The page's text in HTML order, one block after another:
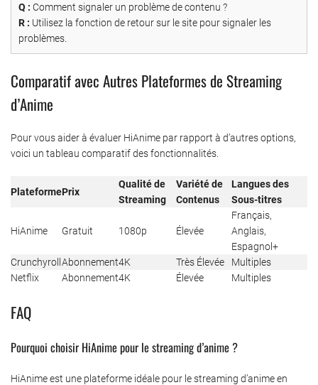
Q : Comment signaler un problème de contenu ?
R : Utilisez la fonction de retour sur le site pour signaler les
problèmes.
Comparatif avec Autres Plateformes de Streaming
d’Anime
Pour vous aider à évaluer HiAnime par rapport à d’autres options,
voici un tableau comparatif des fonctionnalités.
PlateformePrix
Qualité de
Streaming
Variété de
Contenus
Langues des
Sous-titres
HiAnime Gratuit 1080p Élevée
Français,
Anglais,
Espagnol+
Crunchyroll Abonnement4K Très Élevée
Multiples
Netflix
Abonnement4K Élevée Multiples
FAQ
Pourquoi choisir HiAnime pour le streaming d’anime ?
HiAnime est une plateforme idéale pour le streaming d’anime en